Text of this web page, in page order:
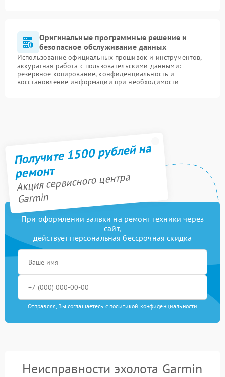
Оригинальные программные решение и
безопасное обслуживание данных
Использование официальных прошивок и инструментов,
аккуратная работа с пользовательскими данными:
резервное копирование, конфиденциальность и
восстановление информации при необходимости
Получите 1500 рублей на
ремонт
Акция сервисного центра
Garmin
При оформлении заявки на ремонт техники через
сайт,
действует персональная бессрочная скидка
Отправляя, Вы соглашаетесь с политикой конфиденциальности
Неисправности эхолота Garmin